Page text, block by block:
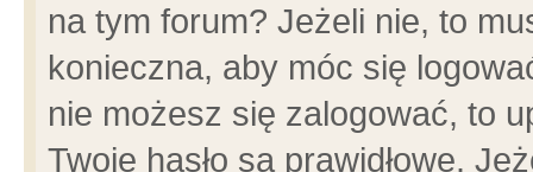
na tym forum? Jeżeli nie, to
konieczna, aby móc się
nie możesz się zalogować, to
Twoje hasło są prawidłowe.